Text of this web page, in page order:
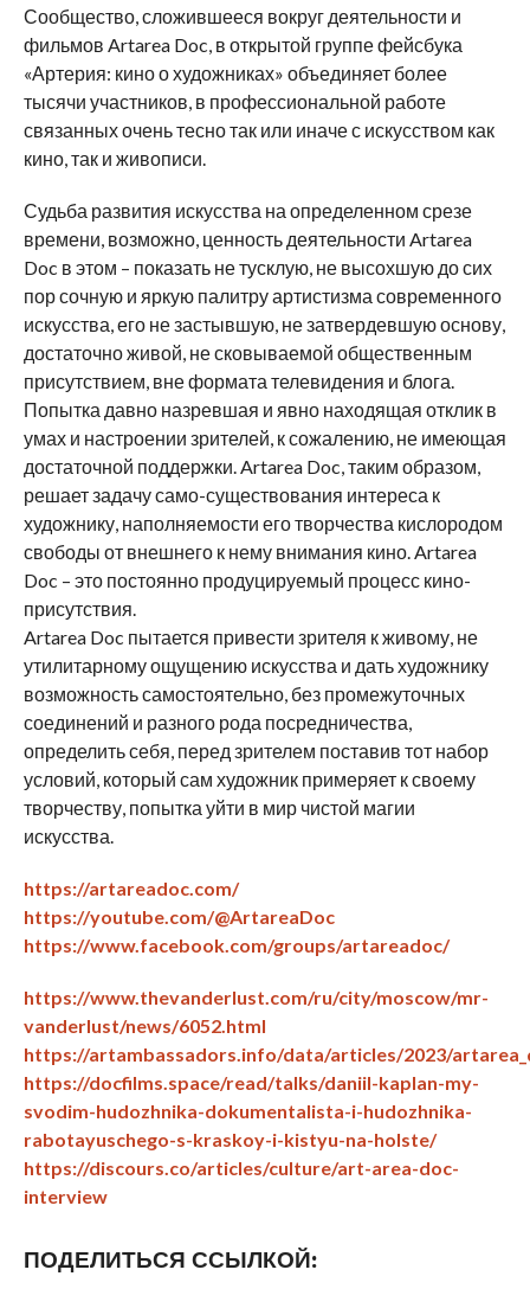
Сообщество, сложившееся вокруг деятельности и
фильмов Artarea Doc, в открытой группе фейсбука
«Артерия: кино о художниках» объединяет более
тысячи участников, в профессиональной работе
связанных очень тесно так или иначе с искусством как
кино, так и живописи.
Судьба развития искусства на определенном срезе
времени, возможно, ценность деятельности Artarea
Doc в этом – показать не тусклую, не высохшую до сих
пор сочную и яркую палитру артистизма современного
искусства, его не застывшую, не затвердевшую основу,
достаточно живой, не сковываемой общественным
присутствием, вне формата телевидения и блога.
Попытка давно назревшая и явно находящая отклик в
умах и настроении зрителей, к сожалению, не имеющая
достаточной поддержки. Artarea Doc, таким образом,
решает задачу само-существования интереса к
художнику, наполняемости его творчества кислородом
свободы от внешнего к нему внимания кино. Artarea
Doc – это постоянно продуцируемый процесс кино-
присутствия.
Artarea Doc пытается привести зрителя к живому, не
утилитарному ощущению искусства и дать художнику
возможность самостоятельно, без промежуточных
соединений и разного рода посредничества,
определить себя, перед зрителем поставив тот набор
условий, который сам художник примеряет к своему
творчеству, попытка уйти в мир чистой магии
искусства.
https://artareadoc.com/
https://youtube.com/@ArtareaDoc
https://www.facebook.com/groups/artareadoc/
https://www.thevanderlust.com/ru/city/moscow/mr-
vanderlust/news/6052.html
https://artambassadors.info/data/articles/2023/
https://docfilms.space/read/talks/daniil-kaplan-my-
svodim-hudozhnika-dokumentalista-i-hudozhnika-
rabotayuschego-s-kraskoy-i-kistyu-na-holste/
https://discours.co/articles/culture/art-area-doc-
interview
ПОДЕЛИТЬСЯ ССЫЛКОЙ: